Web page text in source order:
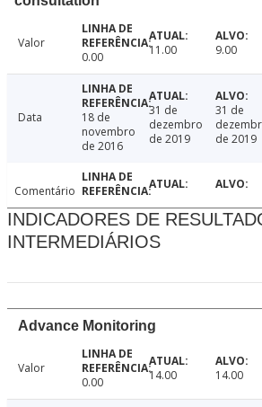
Valor
0.00
11.00 9.00
Data
18 de
novembro
de 2016
31 de
dezembro
de 2019
31 de
de 2019
Comentário
INDICADORES DE
INTERMEDIÁRIOS
Advance Monitoring
Valor
0.00
14.00 14.00